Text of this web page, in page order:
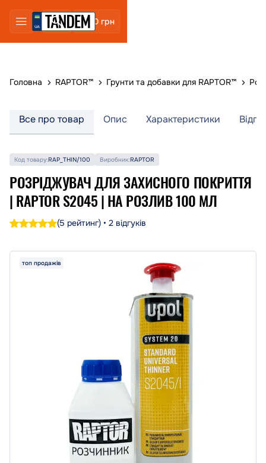
0 грн
Головна RAPTOR™ Грунти та добавки для RAPTOR™
Все про товар Опис Характеристики
Код товару:RAP_THIN/100 Виробник:RAPTOR
РОЗРІДЖУВАЧ ДЛЯ ЗАХИСНОГО ПОКРИТТЯ
| RAPTOR S2045 | НА РОЗЛИВ 100 МЛ
(5 рейтинг) • 2 відгуків
топ продажів